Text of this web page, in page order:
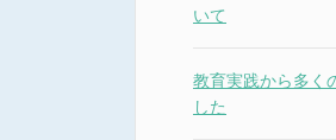
いて
教育実践から多く
した